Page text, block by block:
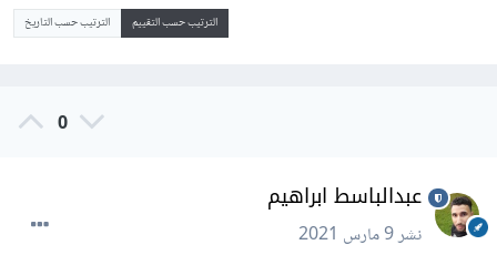
الترتيب حسب التقييم الترتيب حسب التاريخ
0
عبدالباسط ابراهيم
نشر9 مارس 2021